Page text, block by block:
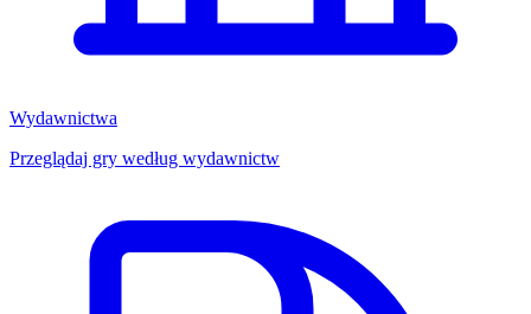
Wydawnictwa
Przeglądaj gry według wydawnictw